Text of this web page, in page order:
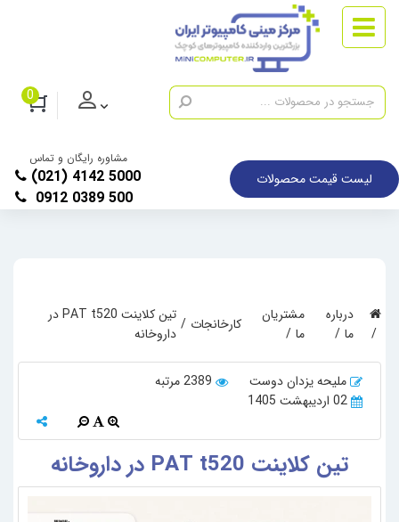
0
لیست قیمت محصولات
مشاوره رایگان و تماس
(021) 4142 5000
0912 0389 500
درباره
ما
مشتریان
ما
کارخانجات
تین کلاینت PAT t520 در
داروخانه
ملیحه یزدان دوست
2389 مرتبه
02 اردیبهشت 1405
تین کلاینت PAT t520 در داروخانه